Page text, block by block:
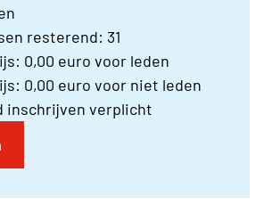
resterend: 31
0,00 euro voor leden
0,00 euro voor niet leden
inschrijven verplicht